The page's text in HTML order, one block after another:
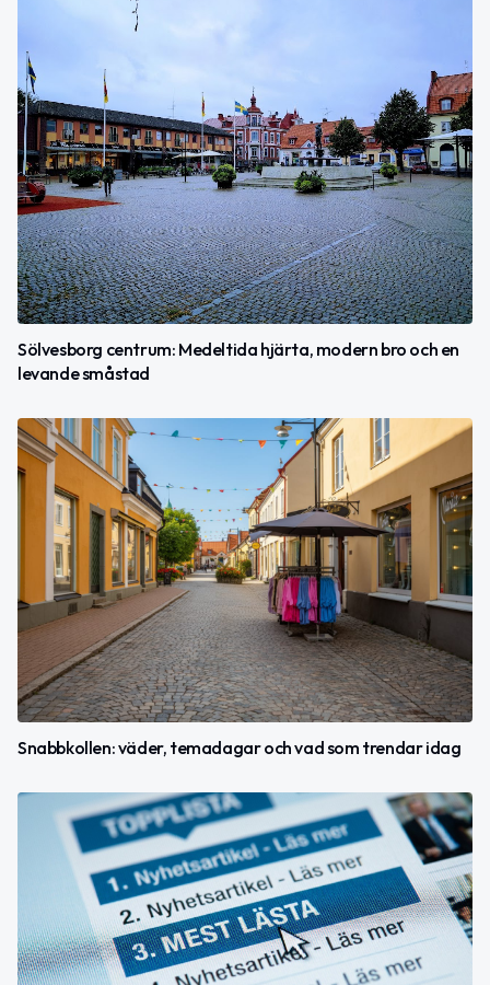
Sölvesborg centrum: Medeltida hjärta, modern bro och en
levande småstad
Snabbkollen: väder, temadagar och vad som trendar idag